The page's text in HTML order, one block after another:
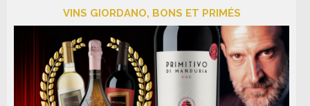
VINS GIORDANO, BONS ET PRIMÉS